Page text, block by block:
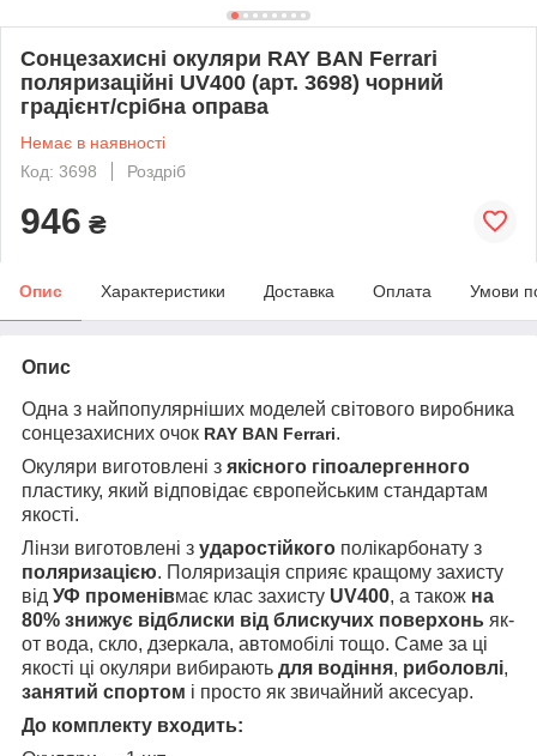
Сонцезахисні окуляри RAY BAN Ferrari
поляризаційні UV400 (арт. 3698) чорний
градієнт/срібна оправа
Немає в наявності
Код: 3698
Роздріб
946 ₴
Опис Характеристики Доставка Оплата Умови
Опис
Одна з найпопулярніших моделей світового виробника
сонцезахисних очок RAY BAN Ferrari.
Окуляри виготовлені з якісного гіпоалергенного
пластику, який відповідає європейським стандартам
якості.
Лінзи виготовлені з ударостійкого полікарбонату з
поляризацією. Поляризація сприяє кращому захисту
від УФ променівмає клас захисту UV400, а також на
80% знижує відблиски від блискучих поверхонь як-
от вода, скло, дзеркала, автомобілі тощо. Саме за ці
якості ці окуляри вибирають для водіння, риболовлі,
занятий спортом і просто як звичайний аксесуар.
До комплекту входить: